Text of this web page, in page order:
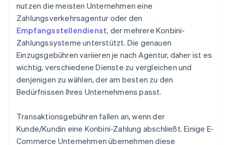
nutzen die meisten Unternehmen eine
Zahlungsverkehrsagentur oder den
Empfangsstellendienst, der mehrere Konbini-
Zahlungssysteme unterstützt. Die genauen
Einzugsgebühren variieren je nach Agentur, daher ist es
wichtig, verschiedene Dienste zu vergleichen und
denjenigen zu wählen, der am besten zu den
Bedürfnissen Ihres Unternehmens passt.
Transaktionsgebühren fallen an, wenn der
Kunde/Kundin eine Konbini-Zahlung abschließt. Einige E-
Commerce Unternehmen übernehmen diese